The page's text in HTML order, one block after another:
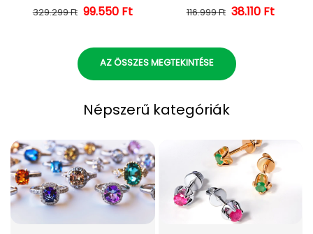
Normál ár
329.299 Ft Kedvezményes ár
99.550 Ft Normál ár
116.999 Ft 38.110 Ft
AZ ÖSSZES MEGTEKINTÉSE
Népszerű kategóriák